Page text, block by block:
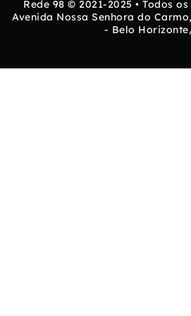
Rede 98 © 2021-2025 • Todos
Avenida Nossa Senhora do
- Belo